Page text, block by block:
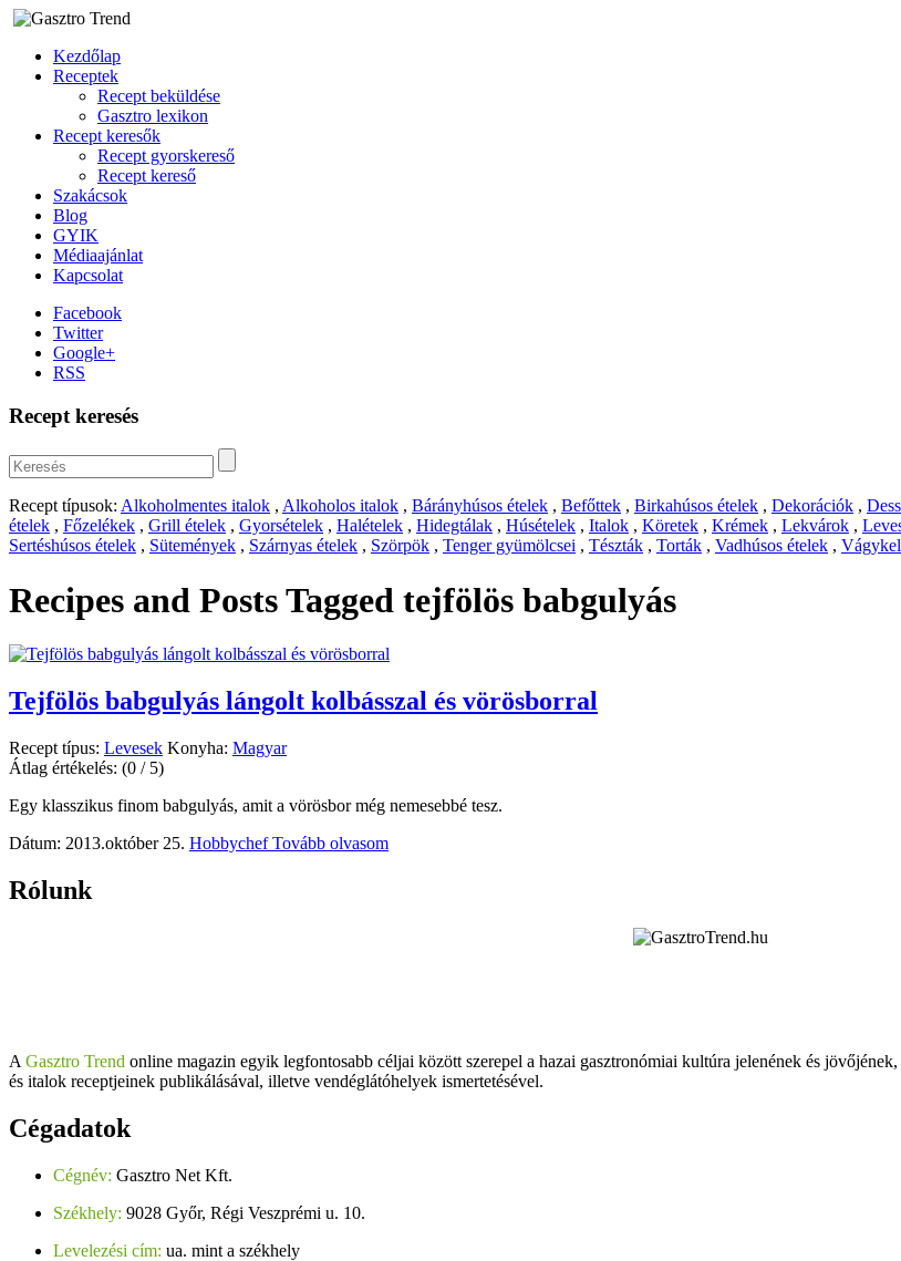
Kezdőlap
Receptek
Recept beküldése
Gasztro lexikon
Recept keresők
Recept gyorskereső
Recept kereső
Szakácsok
Blog
GYIK
Médiaajánlat
Kapcsolat
Facebook
Twitter
Google+
RSS
Recept keresés
Recept típusok: Alkoholmentes italok , Alkoholos italok , Bárányhúsos ételek , Befőttek , Birkahúsos ételek , Dekorációk ,
ételek , Főzelékek , Grill ételek , Gyorsételek , Halételek , Hidegtálak , Húsételek , Italok , Köretek , Krémek , Lekvárok ,
Sertéshúsos ételek , Sütemények , Szárnyas ételek , Szörpök , Tenger gyümölcsei , Tészták , Torták , Vadhúsos ételek ,
Recipes and Posts Tagged tejfölös babgulyás
Tejfölös babgulyás lángolt kolbásszal és vörösborral
Recept típus: Levesek Konyha: Magyar
Átlag értékelés: (0 / 5)
Egy klasszikus finom babgulyás, amit a vörösbor még nemesebbé tesz.
Dátum: 2013.október 25. HobbychefTovább olvasom
Rólunk
A Gasztro Trend online magazin egyik legfontosabb céljai között szerepel a hazai gasztronómiai kultúra jelenének és
és italok receptjeinek publikálásával, illetve vendéglátóhelyek ismertetésével.
Cégadatok
Cégnév: Gasztro Net Kft.
Székhely: 9028 Győr, Régi Veszprémi u. 10.
Levelezési cím: ua. mint a székhely